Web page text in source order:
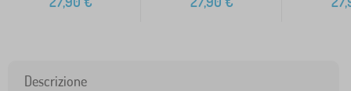
Descrizione